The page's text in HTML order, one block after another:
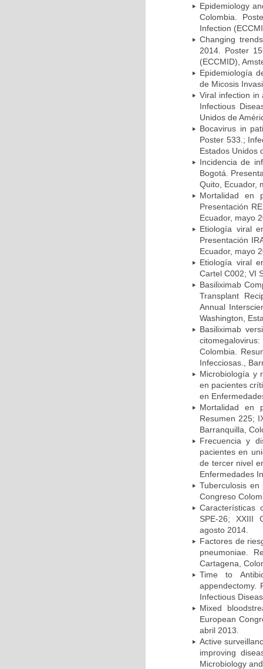
Epidemiology
Colombia.
Infection
Changing
2014. Poster
(ECCMID),
Epidemiología
de Micosis
Viral infection in
Infectious
Unidos de
Bocavirus in
Poster 533.;
Estados Unidos
Incidencia de
Bogotá.
Quito, Ecuador,
Mortalidad en
Presentación
Ecuador, mayo
Etiología viral
Presentación
Ecuador, mayo
Etiología viral
Cartel C002; VI
Basiliximab
Transplant
Annual
Washington,
Basiliximab
Colombia.
Infecciosas.,
Microbiología y
en pacientes
en
Mortalidad en
Resumen 225;
Barranquilla,
Frecuencia y
pacientes en
de tercer nivel
Enfermedades
Tuberculosis
Congreso
Características
SPE-26; XXIII
agosto 2014.
Factores de
pneumoniae.
Cartagena,
Time to
appendectomy.
Infectious
Mixed
European
abril 2013.
Active
improving
Microbiology